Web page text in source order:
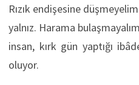
Rızık endişesine
yalnız. Harama
insan, kırk gün yaptığı
oluyor.